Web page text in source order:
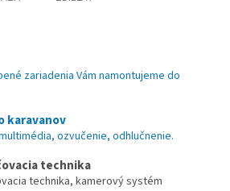
zariadenia Vám namontujeme do
karavanov
ozvučenie, odhlučnenie.
technika
technika, kamerový systém